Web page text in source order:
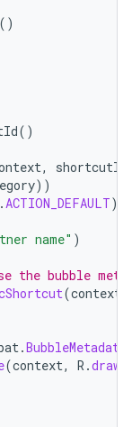
()
()
, shortcutId
))
. ACTION_DEFAULT))
name" )
the bubble
(context
.BubbleMetadata
(context, R .